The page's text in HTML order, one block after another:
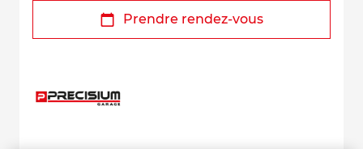
Prendre rendez-vous